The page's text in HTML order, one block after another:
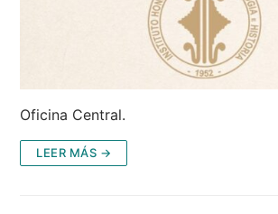
Oficina Central.
LEER MÁS →